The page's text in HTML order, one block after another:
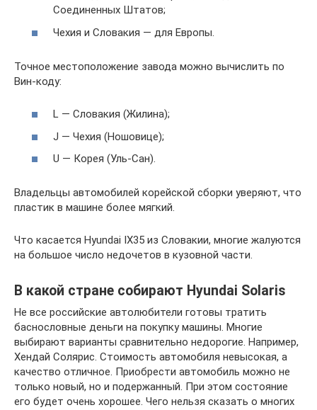
Соединенных Штатов;
Чехия и Словакия — для Европы.
Точное местоположение завода можно вычислить по
Вин-коду:
L — Словакия (Жилина);
J — Чехия (Ношовице);
U — Корея (Уль-Сан).
Владельцы автомобилей корейской сборки уверяют, что
пластик в машине более мягкий.
Что касается Hyundai IX35 из Словакии, многие жалуются
на большое число недочетов в кузовной части.
В какой стране собирают Hyundai Solaris
Не все российские автолюбители готовы тратить
баснословные деньги на покупку машины. Многие
выбирают варианты сравнительно недорогие. Например,
Хендай Солярис. Стоимость автомобиля невысокая, а
качество отличное. Приобрести автомобиль можно не
только новый, но и подержанный. При этом состояние
его будет очень хорошее. Чего нельзя сказать о многих